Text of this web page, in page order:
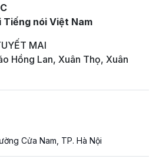
Tiếng nói Việt Nam
MAI
Hồng Lan, Xuân Thọ, Xuân
Cửa Nam, TP. Hà Nội